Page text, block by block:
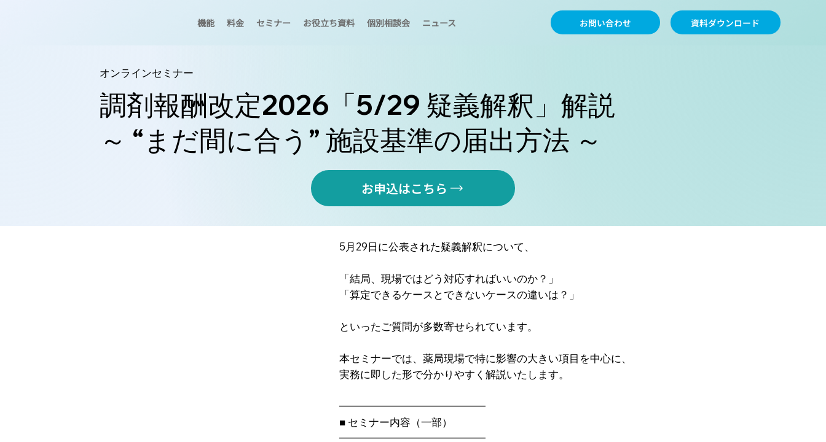
資料ダウンロード
お問い合わせ
機能 料金 セミナー お役立ち資料 個別相談会 ニュース
オンラインセミナー
調剤報酬改定2026「5/29 疑義解釈」解説
～ “まだ間に合う” 施設基準の届出方法 ～
お申込はこちら
5月29日に公表された疑義解釈について、
「結局、現場ではどう対応すればいいのか？」
「算定できるケースとできないケースの違いは？」
といったご質問が多数寄せられています。
本セミナーでは、薬局現場で特に影響の大きい項目を中心に、
実務に即した形で分かりやすく解説いたします。
━━━━━━━━━━━━━━
■ セミナー内容（一部）
━━━━━━━━━━━━━━